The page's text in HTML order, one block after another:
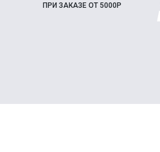
ПРИ ЗАКАЗЕ ОТ 5000Р